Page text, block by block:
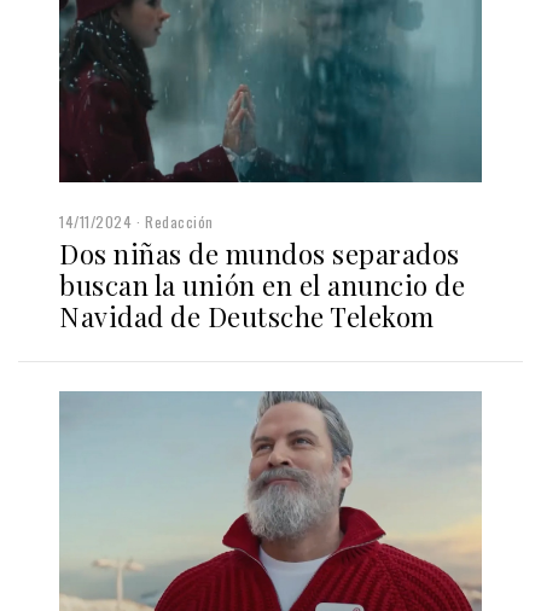
14/11/2024 Redacción
Dos niñas de mundos separados
buscan la unión en el anuncio de
Navidad de Deutsche Telekom